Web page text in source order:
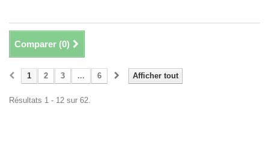
Comparer (0)
Afficher tout
1 2 3 ... 6
Résultats 1 - 12 sur 62.